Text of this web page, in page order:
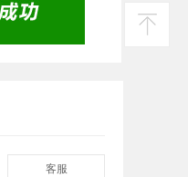
客服
建议